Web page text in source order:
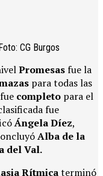
CG Burgos
Promesas fue la
para todas las
fue completo para el
fue
Ángela Díez,
Alba de la
del Val.
Rítmicaterminó